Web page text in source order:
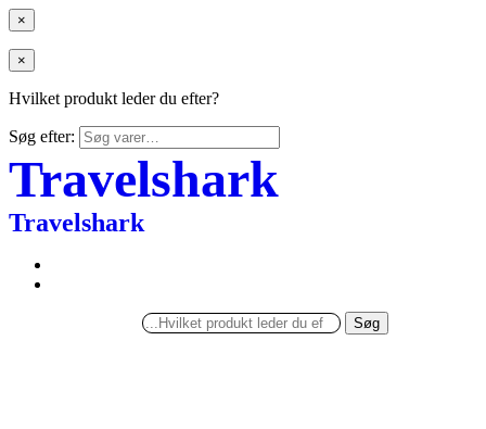
×
×
Hvilket produkt leder du efter?
Søg efter:
Travelshark
Travelshark
Søg